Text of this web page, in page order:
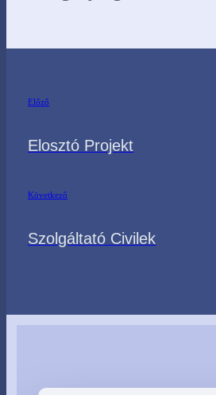
Előző
Elosztó Projekt
Következő
Szolgáltató Civilek